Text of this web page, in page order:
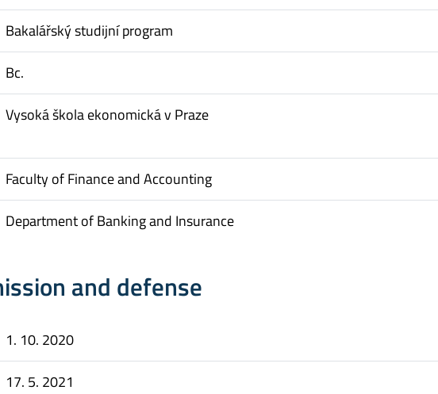
Bakalářský studijní program
Bc.
Vysoká škola ekonomická v Praze
Faculty of Finance and Accounting
Department of Banking and Insurance
and defense
1. 10. 2020
17. 5. 2021